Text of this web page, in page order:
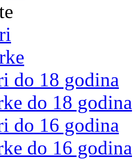
do 18 godina
do 18 godina
do 16 godina
do 16 godina